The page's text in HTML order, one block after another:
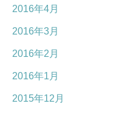
2016年4月
2016年3月
2016年2月
2016年1月
2015年12月